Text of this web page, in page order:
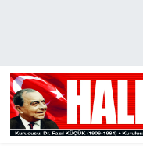
Hava Durumu
Trafik Durumu